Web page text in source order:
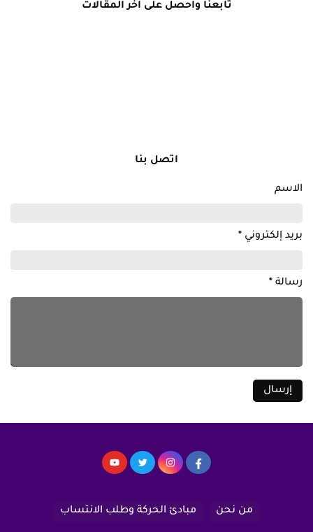
تابعنا واحصل على آخر المقالات
اتصل بنا
الاسم
بريد إلكتروني *
رسالة *
من نحن مبادئ الحركة وطلب الانتساب